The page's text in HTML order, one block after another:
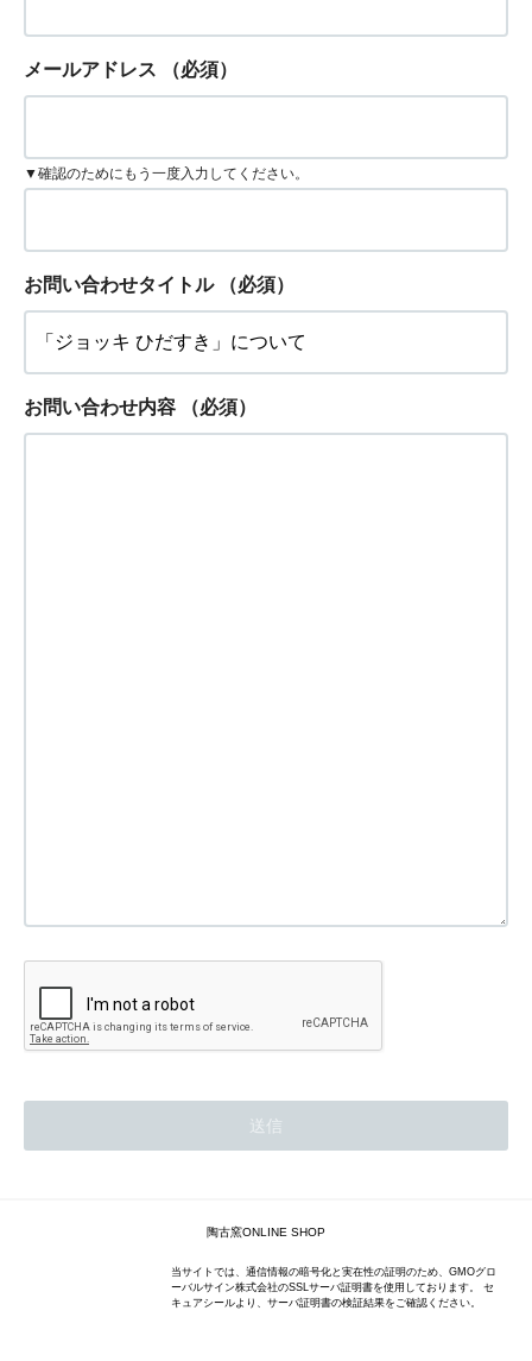
メールアドレス （必須）
▼確認のためにもう一度入力してください。
お問い合わせタイトル （必須）
お問い合わせ内容 （必須）
陶古窯ONLINE SHOP
当サイトでは、通信情報の暗号化と実在性の証明のため、GMOグロ
ーバルサイン株式会社のSSLサーバ証明書を使用しております。 セ
キュアシールより、サーバ証明書の検証結果をご確認ください。